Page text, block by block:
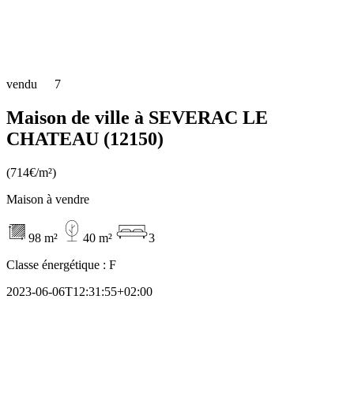
vendu 7
Maison de ville à SEVERAC LE
CHATEAU (12150)
(714€/m²)
Maison à vendre
98 m² 40 m²
3
Classe énergétique : F
2023-06-06T12:31:55+02:00